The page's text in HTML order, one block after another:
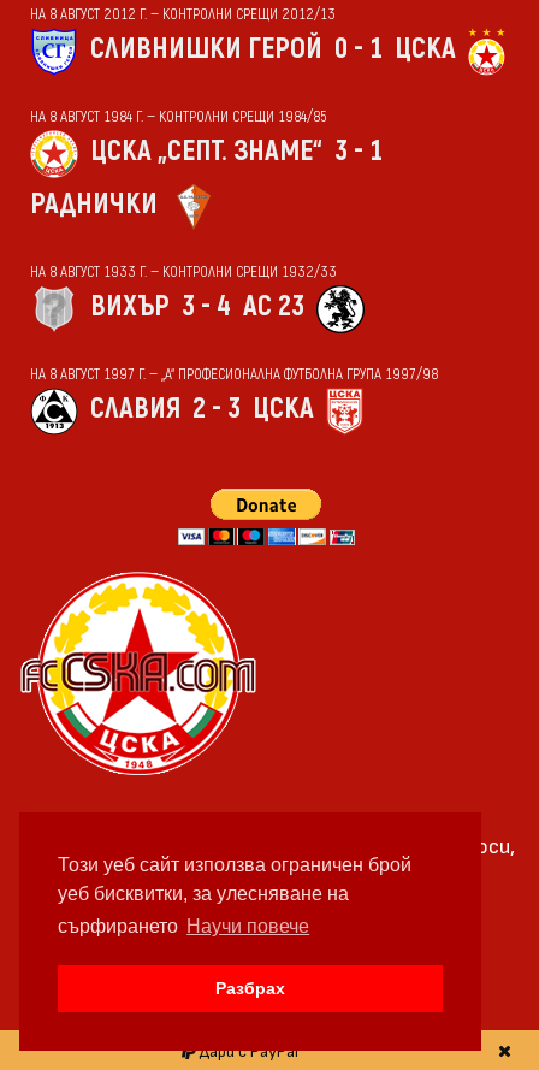
Този уеб сайт използва ограничен брой
уеб бисквитки, за улесняване на
сърфирането Научи повече
Разбрах
НА 8 АВГУСТ 2012 Г. — КОНТРОЛНИ СРЕЩИ 2012/13
СЛИВНИШКИ ГЕРОЙ 0 - 1 ЦСКА
НА 8 АВГУСТ 1984 Г. — КОНТРОЛНИ СРЕЩИ 1984/85
ЦСКА „СЕПТ. ЗНАМЕ“ 3 - 1
РАДНИЧКИ
НА 8 АВГУСТ 1933 Г. — КОНТРОЛНИ СРЕЩИ 1932/33
ВИХЪР 3 - 4 АС 23
НА 8 АВГУСТ 1997 Г. — „А“ ПРОФЕСИОНАЛНА ФУТБОЛНА ГРУПА 1997/98
СЛАВИЯ 2 - 3 ЦСКА
Дари с PayPal
Можете да се свържете с нас ако имате въпроси,
предложения или забележки
facebook.com/fccskacom
КЪМ КОНТАКТНАТА ФОРМА